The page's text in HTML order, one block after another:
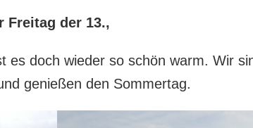
Freitag der 13.,
es doch wieder so schön warm. Wir
genießen den Sommertag.